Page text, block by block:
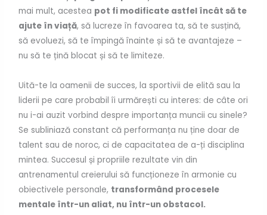
mai mult, acestea pot fi modificate astfel încât să te
ajute în viață, să lucreze în favoarea ta, să te susțină,
să evoluezi, să te împingă înainte și să te avantajeze –
nu să te țină blocat și să te limiteze.
Uită-te la oamenii de succes, la sportivii de elită sau la
liderii pe care probabil îi urmărești cu interes: de câte ori
nu i-ai auzit vorbind despre importanța muncii cu sinele?
Se subliniază constant că performanța nu ține doar de
talent sau de noroc, ci de capacitatea de a-ți disciplina
mintea. Succesul și propriile rezultate vin din
antrenamentul creierului să funcționeze în armonie cu
obiectivele personale, transformând procesele
mentale într-un aliat, nu într-un obstacol.